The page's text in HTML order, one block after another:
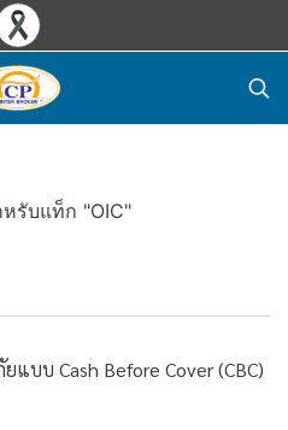
รับแท็ก "OIC"
แบบ Cash Before Cover (CBC)